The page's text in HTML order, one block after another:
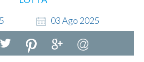
03Ago 2025